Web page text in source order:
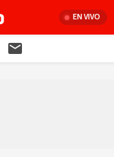
EN VIVO